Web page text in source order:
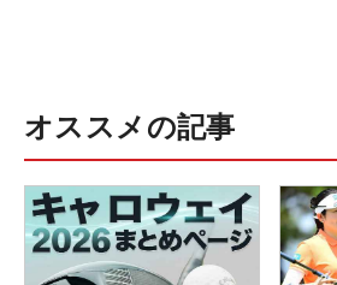
オススメの記事